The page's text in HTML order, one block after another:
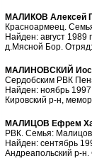
МАЛИКОВ Алексей
Красноармеец.
Найден: август 1989
д.Мясной Бор.
МАЛИНОВСКИЙ
Сердобским РВК
Найден: ноябрь
Кировский р-н,
МАЛИЦОВ Ефрем
РВК. Семья:
Найден: сентябрь
Андреапольский р-